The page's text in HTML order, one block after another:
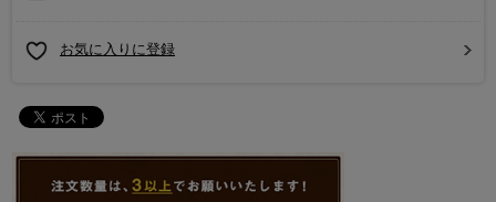
お気に入りに登録